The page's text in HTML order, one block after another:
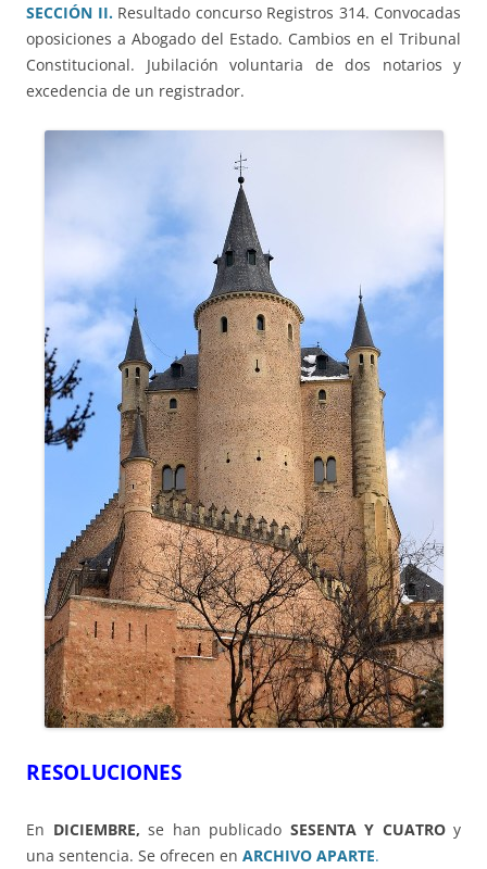
SECCIÓN II.Resultado concurso Registros 314. Convocadas
oposiciones a Abogado del Estado. Cambios en el Tribunal
Constitucional. Jubilación voluntaria de dos notarios y
excedencia de un registrador.
RESOLUCIONES
En DICIEMBRE, se han publicado SESENTA Y CUATROy
una sentencia. Se ofrecen en ARCHIVO APARTE.